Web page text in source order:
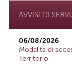
AVVISI DI
06/08/2026
Modalità di
Territorio